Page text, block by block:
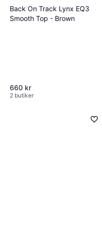
Back On Track Lynx EQ3
Smooth Top - Brown
660 kr
2 butiker